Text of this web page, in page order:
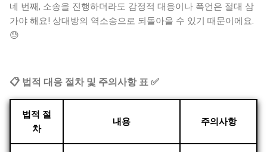
네 번째, 소송을 진행하더라도 감정적 대응이나 폭언은 절대 삼
가야 해요! 상대방의 역소송으로 되돌아올 수 있기 때문이에요.
😓
📋 법적 대응 절차 및 주의사항 표 ✅
법적 절
차
내용 주의사항